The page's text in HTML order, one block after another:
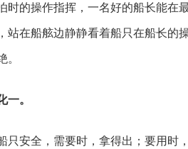
时的操作指挥，一名好的船长能在
站在船舷边静静看着船只在船长的
。
只安全，需要时，拿得出；要用时